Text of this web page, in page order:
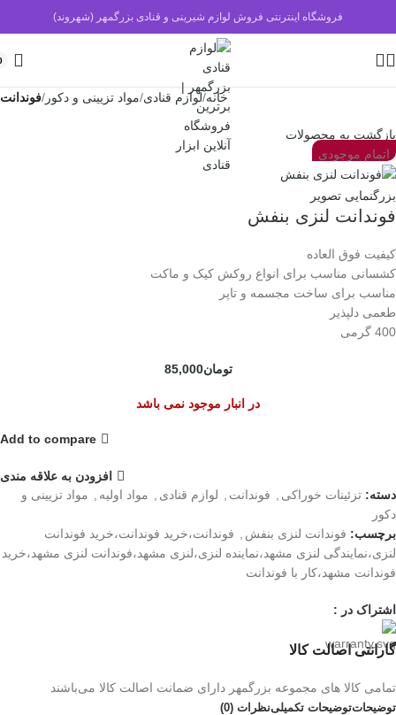
فروشگاه اینترنتی فروش لوازم شیرینی و قنادی بزرگمهر (شهروند)
خانه لوازم قنادی مواد تزیینی و دکور فوندانت
بازگشت به محصولات
اتمام موجودی
بزرگنمایی تصویر
فوندانت لنزی بنفش
کیفیت فوق العاده
کشسانی مناسب برای انواع روکش کیک و ماکت
مناسب برای ساخت مجسمه و تاپر
طعمی دلپذیر
400 گرمی
تومان85,000
در انبار موجود نمی باشد
Add to compare
افزودن به علاقه مندی
دسته: تزئینات خوراکی فوندانت لوازم قنادی مواد اولیه
مواد تزیینی و
دکور
برچسب: فوندانت لنزی بنفش
فوندانت،خرید فوندانت،خرید فوندانت
لنزی،نمایندگی لنزی مشهد،نماینده لنزی،لنزی مشهد،فوندانت لنزی مشهد،خرید
فوندانت مشهد،کار با فوندانت
اشتراک در :
گارانتی اصالت کالا
تمامی کالا های مجموعه بزرگمهر دارای ضمانت اصالت کالا می‌باشند
توضیحاتتوضیحات تکمیلینظرات (0)